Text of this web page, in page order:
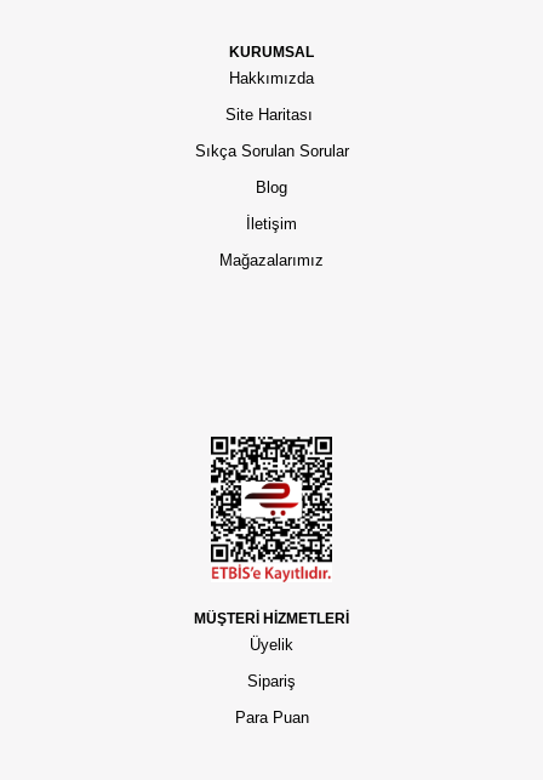
KURUMSAL
Hakkımızda
Site Haritası
Sıkça Sorulan Sorular
Blog
İletişim
Mağazalarımız
MÜŞTERİ HİZMETLERİ
Üyelik
Sipariş
Para Puan